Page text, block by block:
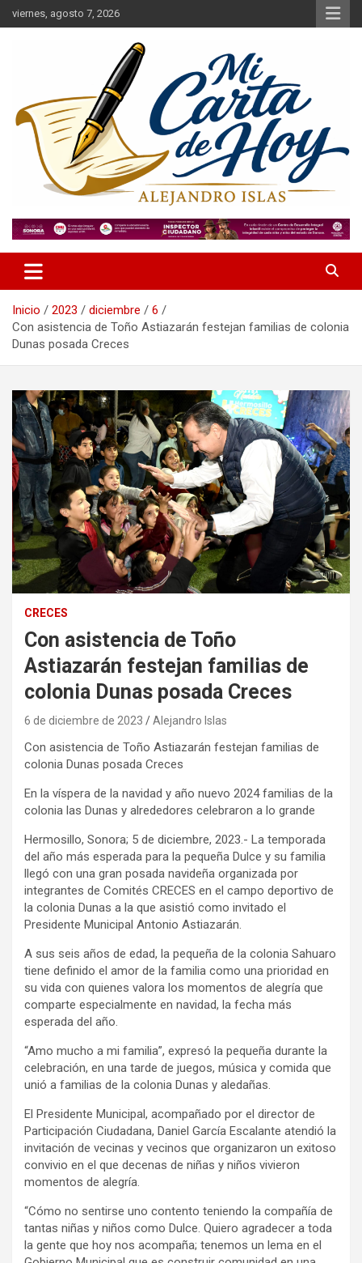
Saltar
al
viernes, agosto 7, 2026
Mi Carta de Hoy
Inicio 2023 diciembre
6
Con asistencia de Toño Astiazarán festejan familias de colonia
Dunas posada Creces
CRECES
Con asistencia de Toño
Astiazarán festejan familias de
colonia Dunas posada Creces
6 de diciembre de 2023 Alejandro Islas
Con asistencia de Toño Astiazarán festejan familias de
colonia Dunas posada Creces
En la víspera de la navidad y año nuevo 2024 familias de la
colonia las Dunas y alrededores celebraron a lo grande
Hermosillo, Sonora; 5 de diciembre, 2023.- La temporada
del año más esperada para la pequeña Dulce y su familia
llegó con una gran posada navideña organizada por
integrantes de Comités CRECES en el campo deportivo de
la colonia Dunas a la que asistió como invitado el
Presidente Municipal Antonio Astiazarán.
A sus seis años de edad, la pequeña de la colonia Sahuaro
tiene definido el amor de la familia como una prioridad en
su vida con quienes valora los momentos de alegría que
comparte especialmente en navidad, la fecha más
esperada del año.
“Amo mucho a mi familia”, expresó la pequeña durante la
celebración, en una tarde de juegos, música y comida que
unió a familias de la colonia Dunas y aledañas.
El Presidente Municipal, acompañado por el director de
Participación Ciudadana, Daniel García Escalante atendió la
invitación de vecinas y vecinos que organizaron un exitoso
convivio en el que decenas de niñas y niños vivieron
momentos de alegría.
“Cómo no sentirse uno contento teniendo la compañía de
tantas niñas y niños como Dulce. Quiero agradecer a toda
la gente que hoy nos acompaña; tenemos un lema en el